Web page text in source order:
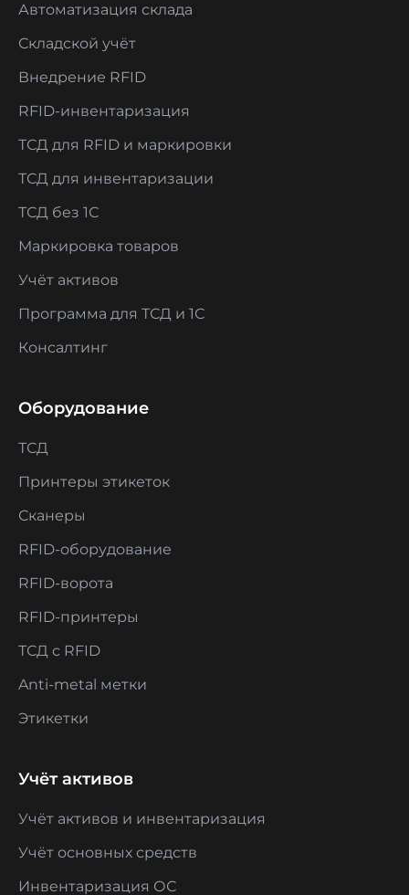
Автоматизация склада
Складской учёт
Внедрение RFID
RFID-инвентаризация
ТСД для RFID и маркировки
ТСД для инвентаризации
ТСД без 1С
Маркировка товаров
Учёт активов
Программа для ТСД и 1С
Консалтинг
Оборудование
ТСД
Принтеры этикеток
Сканеры
RFID-оборудование
RFID-ворота
RFID-принтеры
ТСД с RFID
Anti-metal метки
Этикетки
Учёт активов
Учёт активов и инвентаризация
Учёт основных средств
Инвентаризация ОС